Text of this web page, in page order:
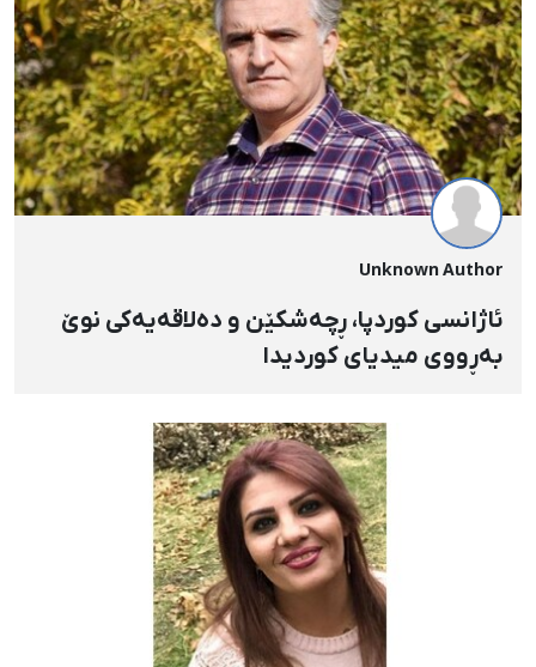
Unknown Author
ئاژانسی کوردپا، ڕچەشکێن و دەلاقەیەکی نوێ
بەڕووی میدیای کوردیدا